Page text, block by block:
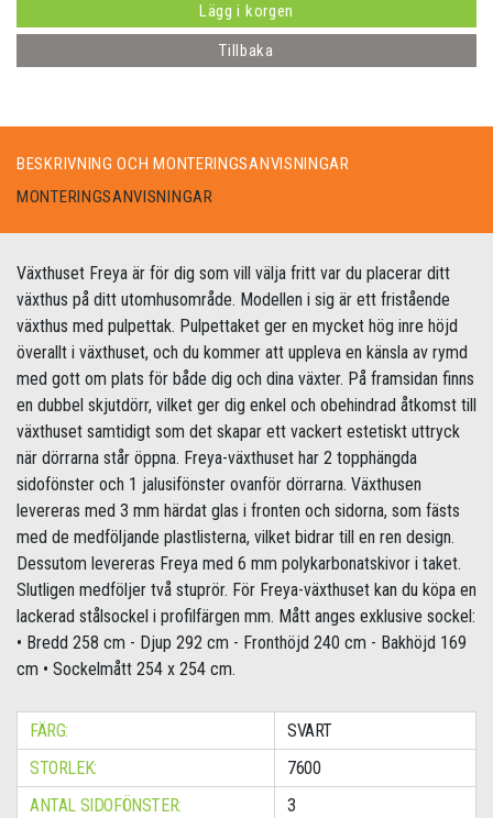
Lägg i korgen
Tillbaka
BESKRIVNING OCH MONTERINGSANVISNINGAR
MONTERINGSANVISNINGAR
Växthuset Freya är för dig som vill välja fritt var du placerar ditt
växthus på ditt utomhusområde. Modellen i sig är ett fristående
växthus med pulpettak. Pulpettaket ger en mycket hög inre höjd
överallt i växthuset, och du kommer att uppleva en känsla av rymd
med gott om plats för både dig och dina växter. På framsidan finns
en dubbel skjutdörr, vilket ger dig enkel och obehindrad åtkomst till
växthuset samtidigt som det skapar ett vackert estetiskt uttryck
när dörrarna står öppna. Freya-växthuset har 2 topphängda
sidofönster och 1 jalusifönster ovanför dörrarna. Växthusen
levereras med 3 mm härdat glas i fronten och sidorna, som fästs
med de medföljande plastlisterna, vilket bidrar till en ren design.
Dessutom levereras Freya med 6 mm polykarbonatskivor i taket.
Slutligen medföljer två stuprör. För Freya-växthuset kan du köpa en
lackerad stålsockel i profilfärgen mm. Mått anges exklusive sockel:
• Bredd 258 cm - Djup 292 cm - Fronthöjd 240 cm - Bakhöjd 169
cm • Sockelmått 254 x 254 cm.
FÄRG:
SVART
STORLEK:
7600
ANTAL SIDOFÖNSTER:
3